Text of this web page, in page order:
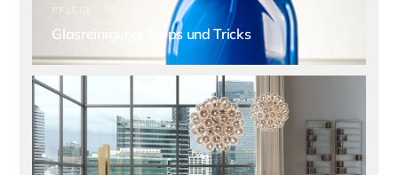
PFLEGE · 06 / 2025
Glasreinigung: Tipps und Tricks